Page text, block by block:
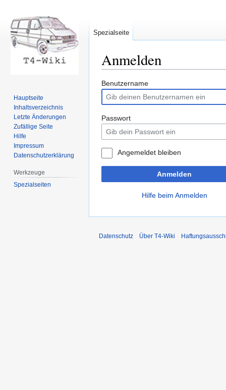
Anmelden
Zur
Navigation
springen
Zur
Suche
springen
Benutzername
Passwort
Angemeldet bleiben
Anmelden
Hilfe beim Anmelden
Spezialseite
Hauptseite
Inhaltsverzeichnis
Letzte Änderungen
Zufällige Seite
Hilfe
Impressum
Datenschutzerklärung
Werkzeuge
Spezialseiten
Datenschutz Über T4-Wiki